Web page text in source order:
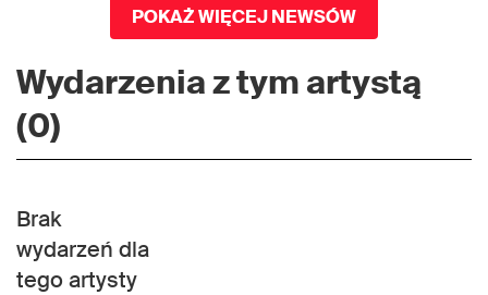
POKAŻ WIĘCEJ NEWSÓW
Wydarzenia z tym artystą
(0)
Brak
wydarzeń dla
tego artysty